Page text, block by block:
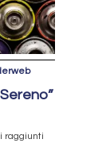
raggiunti